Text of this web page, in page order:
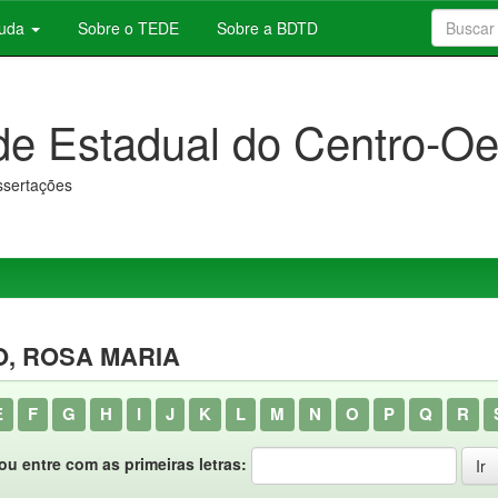
Sobre o TEDE Sobre a BDTD
Estadual do Centro-
ROSA MARIA
F G H I J K L M N O P Q R
entre com as primeiras letras: